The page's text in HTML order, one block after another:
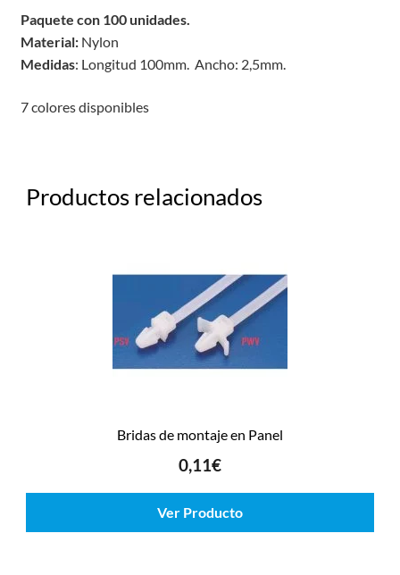
Paquete con 100 unidades.
Material:Nylon
Medidas: Longitud 100mm. Ancho: 2,5mm.
7 colores disponibles
Productos relacionados
Bridas de montaje en Panel
0,11€
Ver Producto